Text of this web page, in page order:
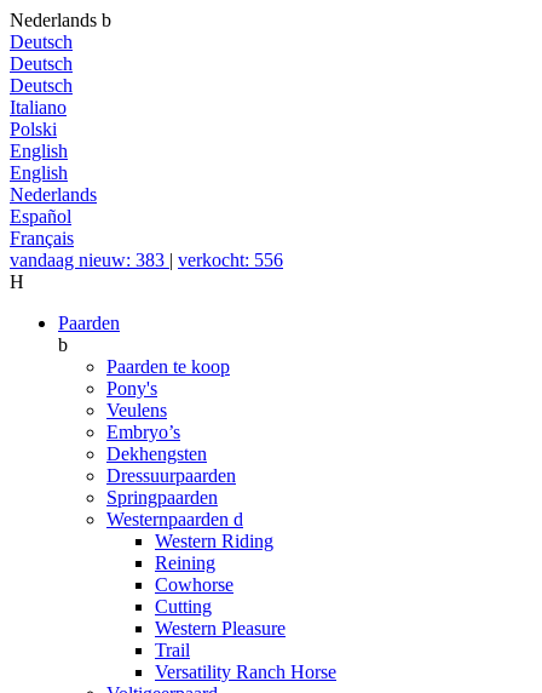
Nederlands b
Deutsch
Deutsch
Deutsch
Italiano
Polski
English
English
Nederlands
Español
Français
vandaag nieuw: 383 | verkocht: 556
H
Paarden
b
Paarden te koop
Pony's
Veulens
Embryo’s
Dekhengsten
Dressuurpaarden
Springpaarden
Westernpaarden d
Western Riding
Reining
Cowhorse
Cutting
Western Pleasure
Trail
Versatility Ranch Horse